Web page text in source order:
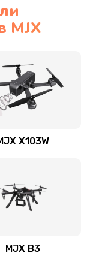
MJX
X103W
MJX B3